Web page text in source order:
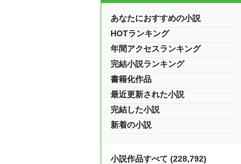
あなたにおすすめの小説
HOTランキング
年間アクセスランキング
完結小説ランキング
書籍化作品
最近更新された小説
完結した小説
新着の小説
小説作品すべて (228,792)